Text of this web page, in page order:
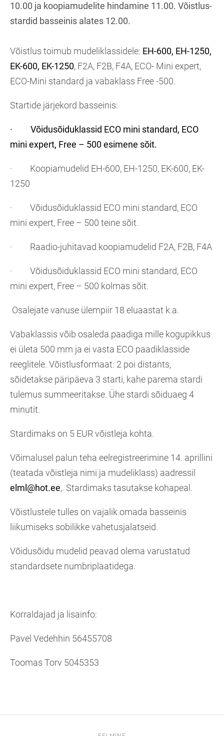
10.00 ja koopiamudelite hindamine 11.00. Võistlus-
stardid basseinis alates 12.00.
Võistlus toimub mudeliklassidele: EH-600, EH-1250,
EK-600, EK-1250, F2A, F2B, F4A, ECO- Mini expert,
ECO-Mini standard ja vabaklass Free -500.
Startide järjekord basseinis:
· Võidusõiduklassid ECO mini standard, ECO
mini expert, Free – 500 esimene sõit.
· Koopiamudelid EH-600, EH-1250, EK-600, EK-
1250
· Võidusõiduklassid ECO mini standard, ECO
mini expert, Free – 500 teine sõit.
· Raadio-juhitavad koopiamudelid F2A, F2B, F4A
· Võidusõiduklassid ECO mini standard, ECO
mini expert, Free – 500 kolmas sõit.
Osalejate vanuse ülempiir 18 eluaastat k.a.
Vabaklassis võib osaleda paadiga mille kogupikkus
ei ületa 500 mm ja ei vasta ECO paadiklasside
reeglitele. Võistlusformaat: 2 poi distants,
sõidetakse päripäeva 3 starti, kahe parema stardi
tulemus summeeritakse. Ühe stardi sõiduaeg 4
minutit.
Stardimaks on 5 EUR võistleja kohta.
Võimalusel palun teha eelregistreerimine 14. aprillini
(teatada võistleja nimi ja mudeliklass) aadressil
elml@hot.ee,. Stardimaks tasutakse kohapeal.
Võistlustele tulles on vajalik omada basseinis
liikumiseks sobilikke vahetusjalatseid.
Võidusõidu mudelid peavad olema varustatud
standardsete numbriplaatidega.
Korraldajad ja lisainfo:
Pavel Vedehhin 56455708
Toomas Torv 5045353